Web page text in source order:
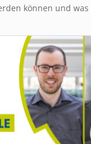
können und was